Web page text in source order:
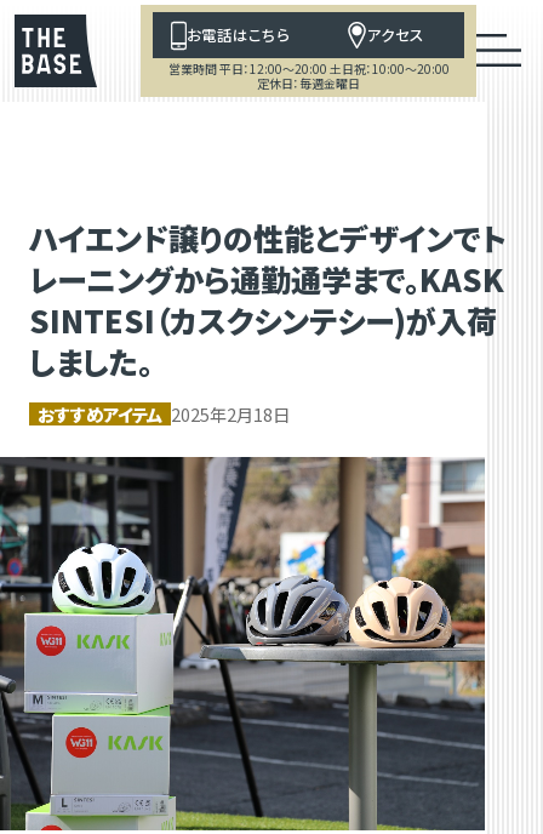
お電話はこちら アクセス
営業時間 平日：12:00～20:00 土日祝：10:00～20:00
定休日：毎週金曜日
ハイエンド譲りの性能とデザインでト
レーニングから通勤通学まで。KASK
SINTESI（カスクシンテシー)が入荷
しました。
おすすめアイテム 2025年2月18日